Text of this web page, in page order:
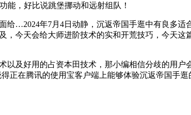
能，好比说跳堡挪动和远射组队！
…2024年7月4日动静，沉返帝国手逛中有良多适
今天会给大师进阶技术的实和开荒技巧，今天
及好用的占资本田技术，那小编相信分歧的用户
正在腾讯的使用宝客户端上能够体验沉返帝国手